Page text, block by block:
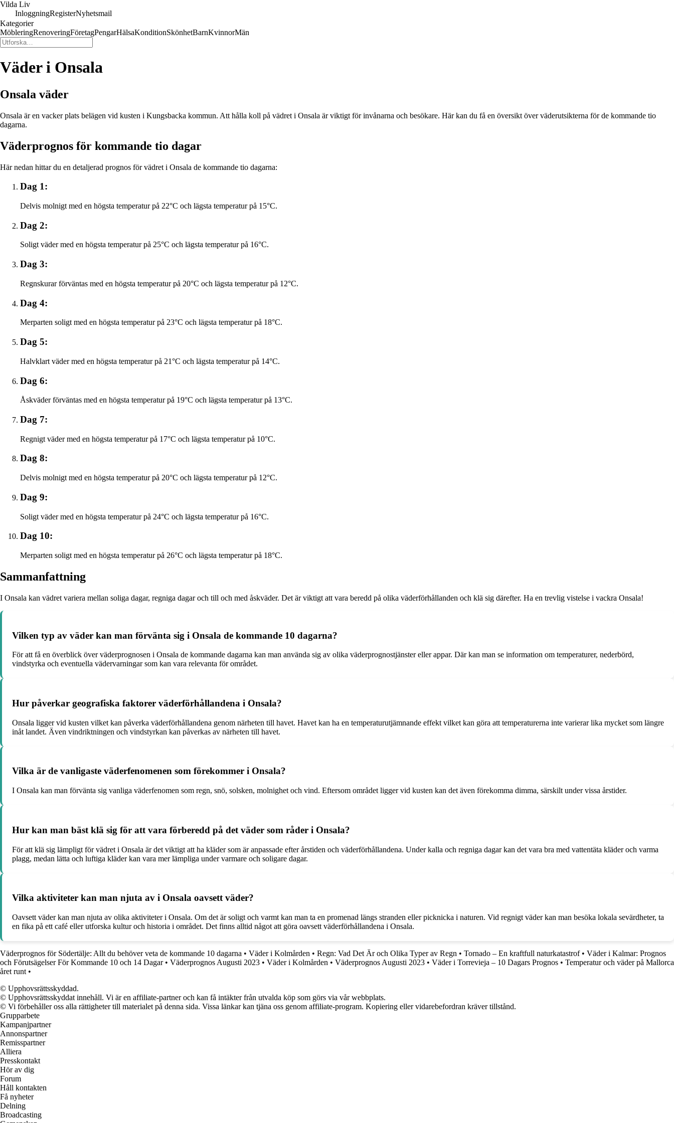
Vilda Liv
InloggningRegisterNyhetsmail
Kategorier
MöbleringRenoveringFöretagPengarHälsaKonditionSkönhetBarnKvinnorMän
Väder i Onsala
Onsala väder
Onsala är en vacker plats belägen vid kusten i Kungsbacka kommun. Att hålla koll på vädret i Onsala är viktigt för invånarna och besökare. Här kan du få en översikt över väderutsikterna för de kommande tio
dagarna.
Väderprognos för kommande tio dagar
Här nedan hittar du en detaljerad prognos för vädret i Onsala de kommande tio dagarna:
Dag 1:
Delvis molnigt med en högsta temperatur på 22°C och lägsta temperatur på 15°C.
Dag 2:
Soligt väder med en högsta temperatur på 25°C och lägsta temperatur på 16°C.
Dag 3:
Regnskurar förväntas med en högsta temperatur på 20°C och lägsta temperatur på 12°C.
Dag 4:
Merparten soligt med en högsta temperatur på 23°C och lägsta temperatur på 18°C.
Dag 5:
Halvklart väder med en högsta temperatur på 21°C och lägsta temperatur på 14°C.
Dag 6:
Åskväder förväntas med en högsta temperatur på 19°C och lägsta temperatur på 13°C.
Dag 7:
Regnigt väder med en högsta temperatur på 17°C och lägsta temperatur på 10°C.
Dag 8:
Delvis molnigt med en högsta temperatur på 20°C och lägsta temperatur på 12°C.
Dag 9:
Soligt väder med en högsta temperatur på 24°C och lägsta temperatur på 16°C.
Dag 10:
Merparten soligt med en högsta temperatur på 26°C och lägsta temperatur på 18°C.
Sammanfattning
I Onsala kan vädret variera mellan soliga dagar, regniga dagar och till och med åskväder. Det är viktigt att vara beredd på olika väderförhållanden och klä sig därefter. Ha en trevlig vistelse i vackra Onsala!
Vilken typ av väder kan man förvänta sig i Onsala de kommande 10 dagarna?
För att få en överblick över väderprognosen i Onsala de kommande dagarna kan man använda sig av olika väderprognostjänster eller appar. Där kan man se information om temperaturer, nederbörd,
vindstyrka och eventuella vädervarningar som kan vara relevanta för området.
Hur påverkar geografiska faktorer väderförhållandena i Onsala?
Onsala ligger vid kusten vilket kan påverka väderförhållandena genom närheten till havet. Havet kan ha en temperaturutjämnande effekt vilket kan göra att temperaturerna inte varierar lika mycket som längre
inåt landet. Även vindriktningen och vindstyrkan kan påverkas av närheten till havet.
Vilka är de vanligaste väderfenomenen som förekommer i Onsala?
I Onsala kan man förvänta sig vanliga väderfenomen som regn, snö, solsken, molnighet och vind. Eftersom området ligger vid kusten kan det även förekomma dimma, särskilt under vissa årstider.
Hur kan man bäst klä sig för att vara förberedd på det väder som råder i Onsala?
För att klä sig lämpligt för vädret i Onsala är det viktigt att ha kläder som är anpassade efter årstiden och väderförhållandena. Under kalla och regniga dagar kan det vara bra med vattentäta kläder och varma
plagg, medan lätta och luftiga kläder kan vara mer lämpliga under varmare och soligare dagar.
Vilka aktiviteter kan man njuta av i Onsala oavsett väder?
Oavsett väder kan man njuta av olika aktiviteter i Onsala. Om det är soligt och varmt kan man ta en promenad längs stranden eller picknicka i naturen. Vid regnigt väder kan man besöka lokala sevärdheter, ta
en fika på ett café eller utforska kultur och historia i området. Det finns alltid något att göra oavsett väderförhållandena i Onsala.
Väderprognos för Södertälje: Allt du behöver veta de kommande 10 dagarna • Väder i Kolmården • Regn: Vad Det Är och Olika Typer av Regn • Tornado – En kraftfull naturkatastrof• Väder i Kalmar: Prognos
och Förutsägelser För Kommande 10 och 14 Dagar• Väderprognos Augusti 2023 • Väder i Kolmården • Väderprognos Augusti 2023 • Väder i Torrevieja – 10 Dagars Prognos • Temperatur och väder på Mallorca
året runt •
© Upphovsrättsskyddad.
© Upphovsrättsskyddat innehåll. Vi är en affiliate-partner och kan få intäkter från utvalda köp som görs via vår webbplats.
© Vi förbehåller oss alla rättigheter till materialet på denna sida. Vissa länkar kan tjäna oss genom affiliate-program. Kopiering eller vidarebefordran kräver tillstånd.
Grupparbete
Kampanjpartner
Annonspartner
Remisspartner
Alliera
Presskontakt
Hör av dig
Forum
Håll kontakten
Få nyheter
Delning
Broadcasting